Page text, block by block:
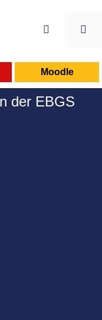
der EBGS
Moodle